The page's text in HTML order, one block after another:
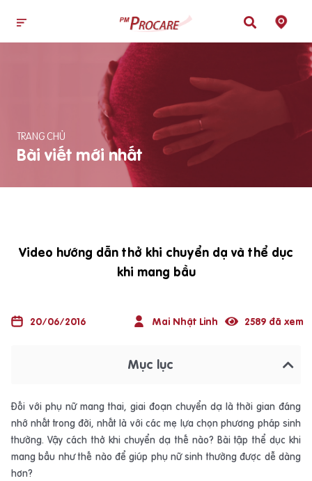
TRANG CHỦ
Bài viết mới nhất
Video hướng dẫn thở khi chuyển dạ và thể dục
khi mang bầu
20/06/2016 Mai Nhật Linh 2589 đã xem
Mục lục
Đối với phụ nữ mang thai, giai đoạn chuyển dạ là thời gian đáng
nhớ nhất trong đời, nhất là với các mẹ lựa chọn phương pháp sinh
thường. Vậy cách thở khi chuyển dạ thế nào? Bài tập thể dục khi
mang bầu như thế nào để giúp phụ nữ sinh thường được dễ dàng
hơn?